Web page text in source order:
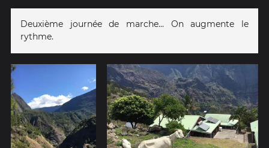
Deuxième journée de marche... On augmente le
rythme.